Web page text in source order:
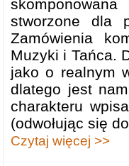
stworzone dla
Zamówienia
Muzyki i Tańca.
jako o realnym
dlatego jest
charakteru
(odwołując się
Czytaj więcej >>